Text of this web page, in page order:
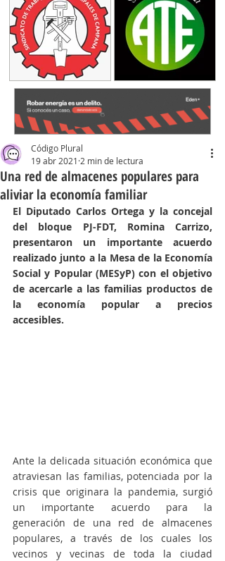
Una red de almacenes populares para
aliviar la economía familiar
Código Plural
19 abr 2021 2 min de lectura
El Diputado Carlos Ortega y la concejal
del bloque PJ-FDT, Romina Carrizo,
presentaron un importante acuerdo
realizado junto a la Mesa de la Economía
Social y Popular (MESyP) con el objetivo
de acercarle a las familias productos de
la economía popular a precios
accesibles.
Ante la delicada situación económica que
atraviesan las familias, potenciada por la
crisis que originara la pandemia, surgió
un importante acuerdo para la
generación de una red de almacenes
populares, a través de los cuales los
vecinos y vecinas de toda la ciudad